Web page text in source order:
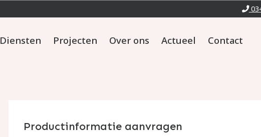
Diensten Projecten Over ons Actueel Contact
Productinformatie aanvragen